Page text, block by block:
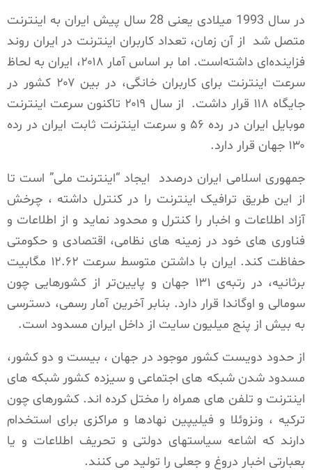
در سال 1993 میلادی یعنی 28 سال پیش ایران به اینترنت
متصل شد از آن زمان، تعداد کاربران اینترنت در ایران روند
فزاینده‌ای داشته‌است. اما بر اساس آمار ۲۰۱۸، ایران به لحاظ
سرعت اینترنت برای کاربران خانگی، در بین ۲۰۷ کشور در
جایگاه ۱۱۸ قرار داشت. از سال ۲۰۱۹ تاکنون سرعت اینترنت
موبایل ایران در رده ۵۶ و سرعت اینترنت ثابت ایران در رده
۱۳۰ جهان قرار دارد.
جمهوری اسلامی ایران درصدد ایجاد “اینترنت ملی” است تا
از این طریق ترافیک اینترنت را در کنترل داشته ، چرخش
آزاد اطلاعات و اخبار را کنترل و محدود نماید و از اطلاعات و
فناوری های خود در زمینه های نظامی، اقتصادی و حکومتی
حفاظت کند. ایران با داشتن متوسط سرعت ۱۲.۶۲ مگابیت‌
برثانیه، در رتبه‌ی ۱۳۱ جهان و پایین‌تر از کشورهایی چون
سومالی و اوگاندا قرار دارد. بنابر آخرین آمار رسمی، دسترسی
به بیش از پنج ‌میلیون سایت از داخل ایران مسدود است.
از حدود دویست کشور موجود در جهان ، بیست و دو کشور،
مسدود شدن شبکه های اجتماعی و سیزده کشور شبکه های
اینترنت و تلفن های همراه را مختل کرده اند. کشورهای چون
ترکیه ، ونزوئلا و فیلیپین نهادها و مراکزی برای استخدام
دارند که اشاعه سیاستهای دولتی و تحریف اطلاعات و یا
بعبارتی اخبار دروغ و جعلی را تولید می کنند.